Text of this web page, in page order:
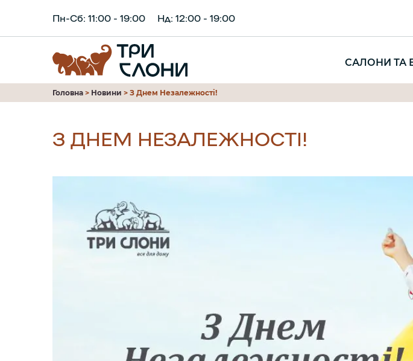
Пн-Сб: 11:00 - 19:00 Нд: 12:00 - 19:00
САЛОНИ ТА
Головна > Новини > З Днем Незалежності!
З ДНЕМ НЕЗАЛЕЖНОСТІ!